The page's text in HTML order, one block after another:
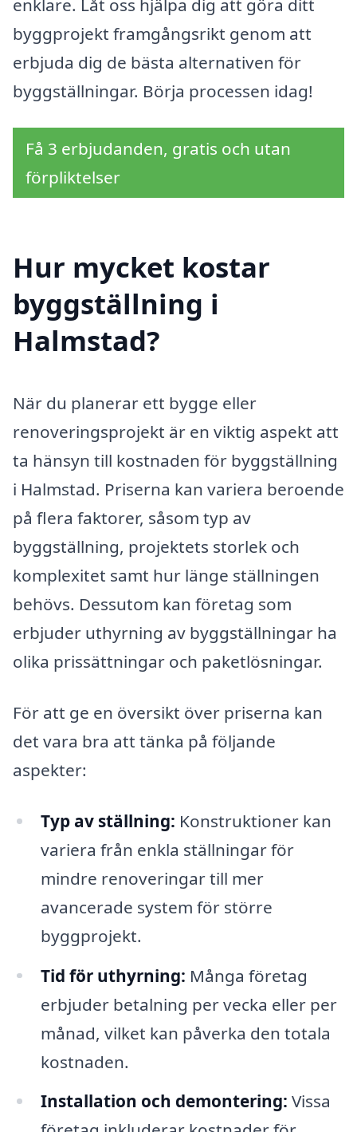
enklare. Låt oss hjälpa dig att göra ditt
byggprojekt framgångsrikt genom att
erbjuda dig de bästa alternativen för
byggställningar. Börja processen idag!
Få 3 erbjudanden, gratis och utan
förpliktelser
Hur mycket kostar
byggställning i
Halmstad?
När du planerar ett bygge eller
renoveringsprojekt är en viktig aspekt att
ta hänsyn till kostnaden för byggställning
i Halmstad. Priserna kan variera beroende
på flera faktorer, såsom typ av
byggställning, projektets storlek och
komplexitet samt hur länge ställningen
behövs. Dessutom kan företag som
erbjuder uthyrning av byggställningar ha
olika prissättningar och paketlösningar.
För att ge en översikt över priserna kan
det vara bra att tänka på följande
aspekter:
Typ av ställning: Konstruktioner kan
variera från enkla ställningar för
mindre renoveringar till mer
avancerade system för större
byggprojekt.
Tid för uthyrning: Många företag
erbjuder betalning per vecka eller per
månad, vilket kan påverka den totala
kostnaden.
Installation och demontering: Vissa